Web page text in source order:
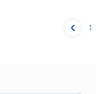
1